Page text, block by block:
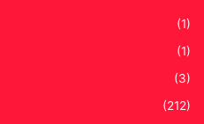
(1)
(1)
(3)
(212)